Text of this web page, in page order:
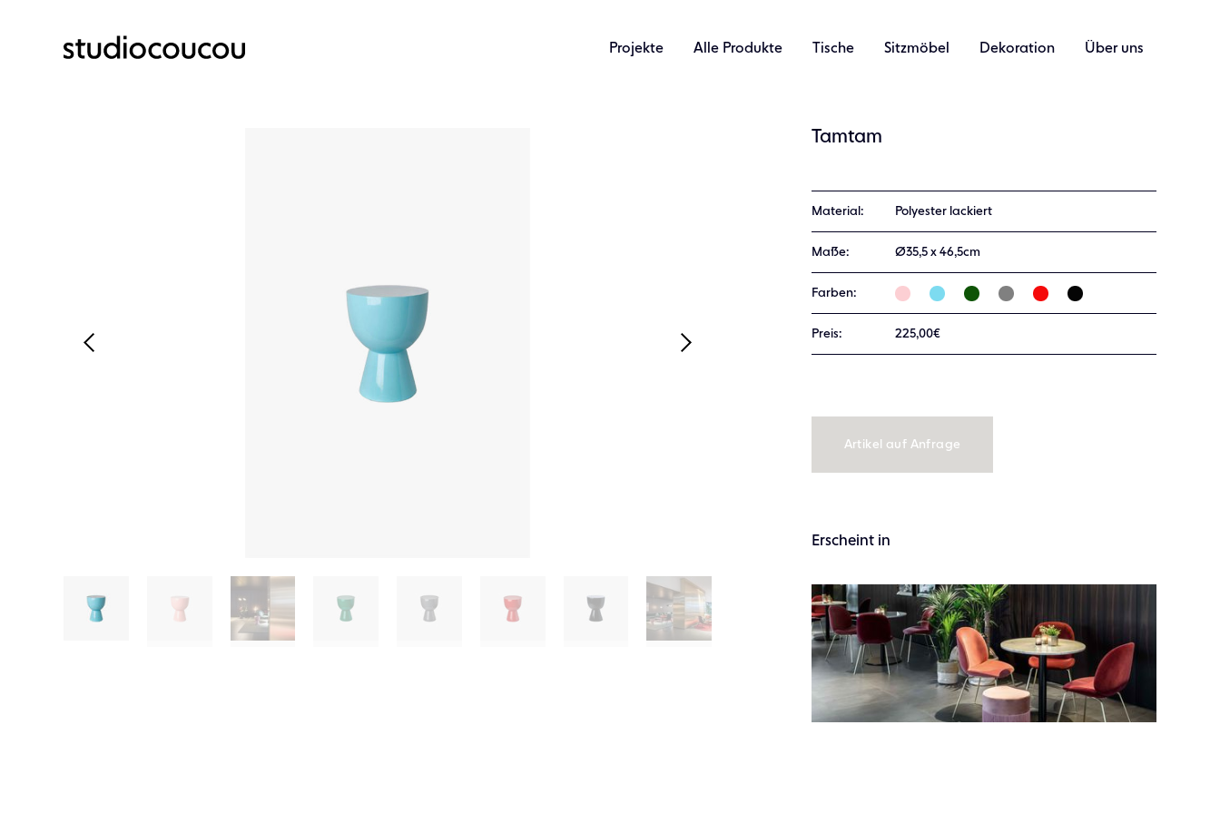
Projekte Alle Produkte Tische Sitzmöbel Dekoration Über uns
Tamtam
Material: Polyester lackiert
Maße: Ø35,5 x 46,5cm
Farben:
Preis: 225,00€
Artikel auf Anfrage
Erscheint in